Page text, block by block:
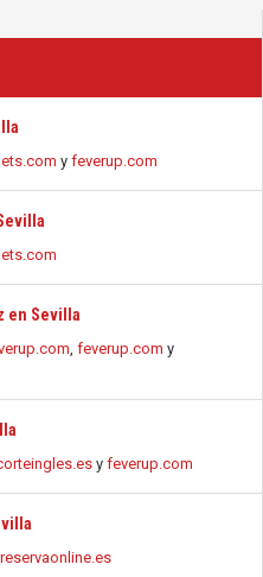
y feverup.com
en Sevilla
, feverup.com y
y feverup.com